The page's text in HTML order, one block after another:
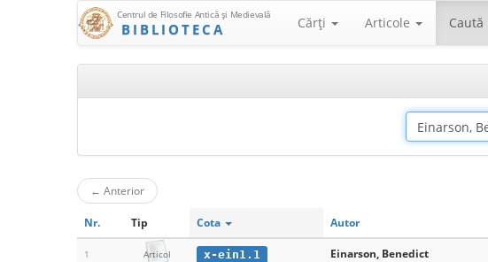
Centrul de Filosofie Antică şi Medievală
BIBLIOTECA Cărţi Articole Caută
← Anterior
Nr. Tip Cota Autor
1 Articol x-ein1.1 Einarson, Benedict